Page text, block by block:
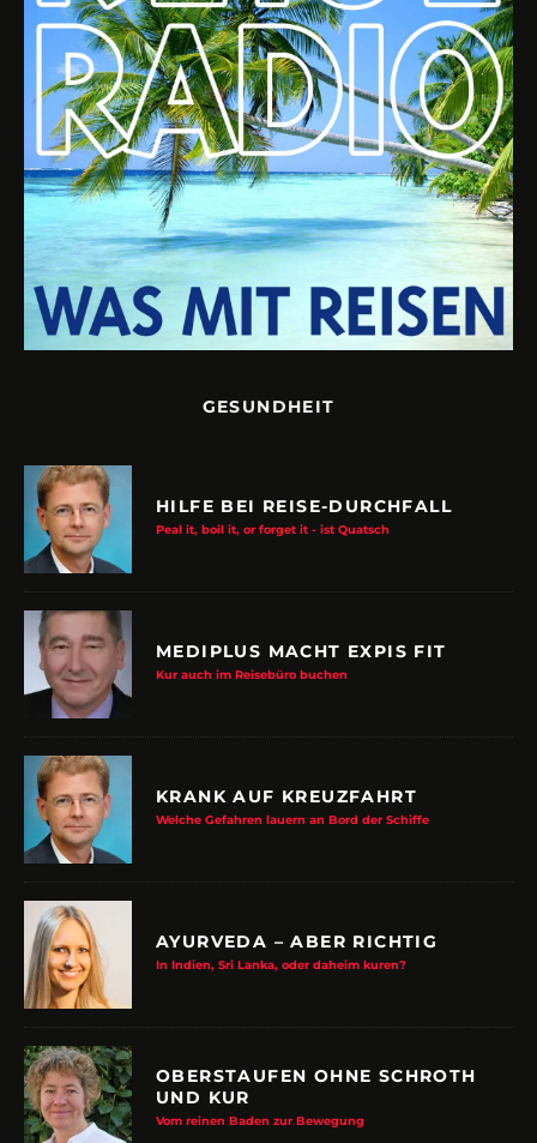
GESUNDHEIT
HILFE BEI REISE-DURCHFALL
Peal it, boil it, or forget it - ist Quatsch
MEDIPLUS MACHT EXPIS FIT
Kur auch im Reisebüro buchen
KRANK AUF KREUZFAHRT
Welche Gefahren lauern an Bord der Schiffe
AYURVEDA – ABER RICHTIG
In Indien, Sri Lanka, oder daheim kuren?
OBERSTAUFEN OHNE SCHROTH
UND KUR
Vom reinen Baden zur Bewegung